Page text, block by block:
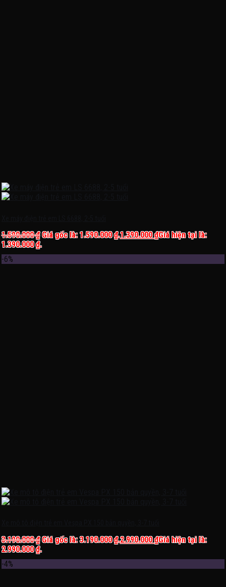
1.590.000₫ Giá gốc là: 1.590.000 ₫.1.390.000₫Giá hiện tại là:
1.390.000 ₫.
-6%
3.190.000₫ Giá gốc là: 3.190.000 ₫.2.990.000₫Giá hiện tại là:
2.990.000 ₫.
-4%